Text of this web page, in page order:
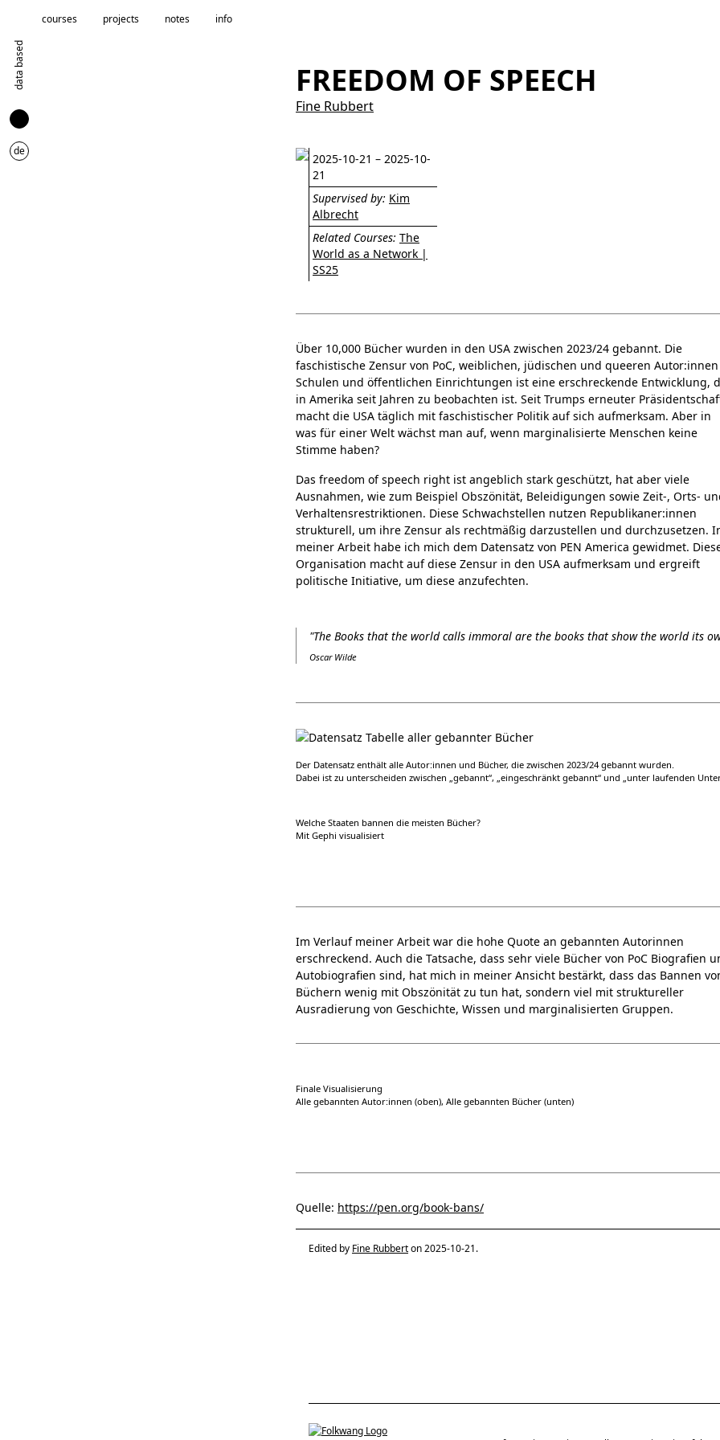
courses projects notes info
data based
de
FREEDOM OF SPEECH
Fine Rubbert
2025-10-21 – 2025-10-
21
Supervised by: Kim
Albrecht
Related Courses: The
World as a Network |
SS25
Über 10,000 Bücher wurden in den USA zwischen 2023/24 gebannt. Die
faschistische Zensur von PoC, weiblichen, jüdischen und queeren
Schulen und öffentlichen Einrichtungen ist eine erschreckende Entwicklung,
in Amerika seit Jahren zu beobachten ist. Seit Trumps erneuter
macht die USA täglich mit faschistischer Politik auf sich aufmerksam. Aber in
was für einer Welt wächst man auf, wenn marginalisierte Menschen keine
Stimme haben?
Das freedom of speech right ist angeblich stark geschützt, hat aber viele
Ausnahmen, wie zum Beispiel Obszönität, Beleidigungen sowie Zeit-, Orts-
Verhaltensrestriktionen. Diese Schwachstellen nutzen Republikaner:innen
strukturell, um ihre Zensur als rechtmäßig darzustellen und durchzusetzen.
meiner Arbeit habe ich mich dem Datensatz von PEN America gewidmet.
Organisation macht auf diese Zensur in den USA aufmerksam und ergreift
politische Initiative, um diese anzufechten.
"The Books that the world calls immoral are the books that show the world its
Oscar Wilde
Der Datensatz enthält alle Autor:innen und Bücher, die zwischen 2023/24 gebannt wurden.
Dabei ist zu unterscheiden zwischen „gebannt“, „eingeschränkt gebannt“ und „unter laufenden
Welche Staaten bannen die meisten Bücher?
Mit Gephi visualisiert
Im Verlauf meiner Arbeit war die hohe Quote an gebannten Autorinnen
erschreckend. Auch die Tatsache, dass sehr viele Bücher von PoC Biografien
Autobiografien sind, hat mich in meiner Ansicht bestärkt, dass das Bannen
Büchern wenig mit Obszönität zu tun hat, sondern viel mit struktureller
Ausradierung von Geschichte, Wissen und marginalisierten Gruppen.
Finale Visualisierung
Alle gebannten Autor:innen (oben), Alle gebannten Bücher (unten)
Quelle: https://pen.org/book-bans/
Edited by Fine Rubberton 2025-10-21.